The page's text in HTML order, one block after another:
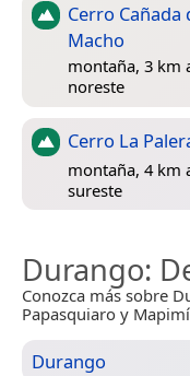
Cerro Cañada
Macho
montaña, 3 km
noreste
Cerro La
montaña, 4 km
sureste
Durango:
Conozca más sobre
Papasquiaro y
Durango